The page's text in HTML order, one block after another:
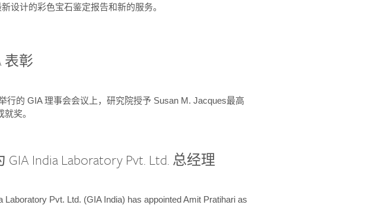
设计的彩色宝石鉴定报告和新的服务。
表彰
行的 GIA 理事会会议上，研究院授予 Susan M. Jacques最高
奖。
India Laboratory Pvt. Ltd. 总经理
Laboratory Pvt. Ltd. (GIA India) has appointed Amit Pratihari as